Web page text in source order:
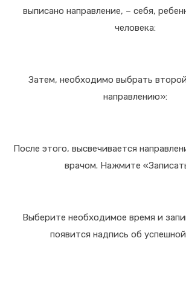
выписано направление, – себя,
человека:
Затем, необходимо выбрать
направлению»:
После этого, высвечивается
врачом. Нажмите
Выберите необходимое время и
появится надпись об